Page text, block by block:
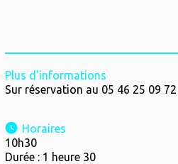
Plus d'informations
Sur réservation au 05 46 25 09 72
Horaires
10h30
Durée : 1 heure 30